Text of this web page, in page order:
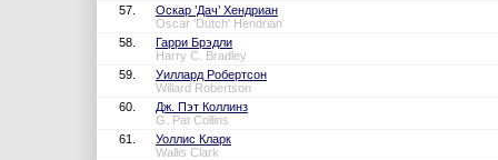
57.
Оскар ’Дач’ Хендриан
Oscar 'Dutch' Hendrian
58.
Гарри Брэдли
Harry C. Bradley
59.
Уиллард Робертсон
Willard Robertson
60.
Дж. Пэт Коллинз
G. Pat Collins
61.
Уоллис Кларк
Wallis Clark